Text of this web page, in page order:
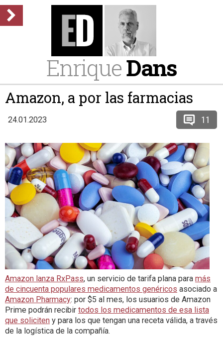
EnriqueDans
Amazon, a por las farmacias
24.01.2023 11
Amazon lanza RxPass, un servicio de tarifa plana para más
de cincuenta populares medicamentos genéricos asociado a
Amazon Pharmacy: por $5 al mes, los usuarios de Amazon
Prime podrán recibir todos los medicamentos de esa lista
que soliciten y para los que tengan una receta válida, a través
de la logística de la compañía.